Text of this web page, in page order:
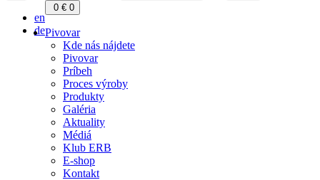
en
de
0 € 0
Pivovar
Kde nás nájdete
Pivovar
Príbeh
Proces výroby
Produkty
Galéria
Aktuality
Médiá
Klub ERB
E-shop
Kontakt